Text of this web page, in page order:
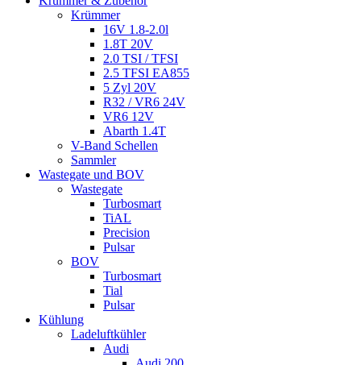
Krümmer
16V 1.8-2.0l
1.8T 20V
2.0 TSI / TFSI
2.5 TFSI EA855
5 Zyl 20V
R32 / VR6 24V
VR6 12V
Abarth 1.4T
V-Band Schellen
Sammler
Wastegate und BOV
Wastegate
Turbosmart
TiAL
Precision
Pulsar
BOV
Turbosmart
Tial
Pulsar
Kühlung
Ladeluftkühler
Audi